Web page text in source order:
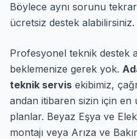
Böylece aynı sorunu
ücretsiz destek alabilirsiniz.
Profesyonel teknik destek
beklemenize gerek yok.
teknik servis ekibimiz,
andan itibaren sizin için en
planlar. Beyaz Eşya ve
montajı veya Arıza ve